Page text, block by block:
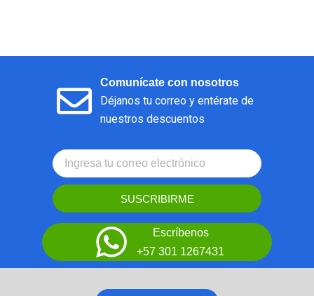
Comunícate con nosotros
Déjanos tu correo y entérate de
nuestros descuentos
SUSCRIBIRME
Escríbenos
+57 301 1267431